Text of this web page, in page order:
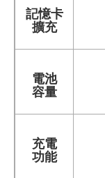
記憶卡
擴充
電池
容量
充電
功能